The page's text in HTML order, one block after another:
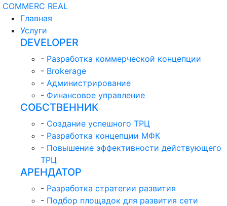
COMMERC REAL
Главная
Услуги
DEVELOPER
- Разработка коммерческой концепции
- Brokerage
- Администрирование
- Финансовое управление
СОБСТВЕННИК
- Создание успешного ТРЦ
- Разработка концепции МФК
- Повышение эффективности действующего
ТРЦ
АРЕНДАТОР
- Разработка стратегии развития
- Подбор площадок для развития сети